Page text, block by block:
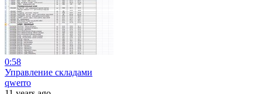
0:58
Управление складами
qwerro